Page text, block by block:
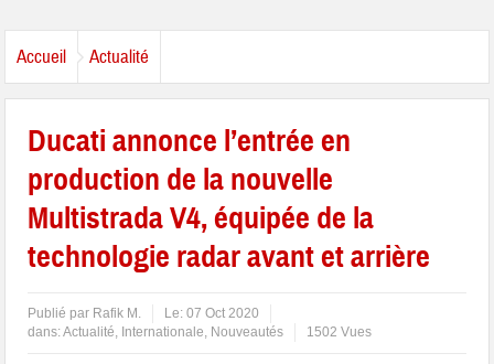
Accueil Actualité
Ducati annonce l’entrée en
production de la nouvelle
Multistrada V4, équipée de la
technologie radar avant et arrière
Publié par Rafik M. Le:07 Oct 2020
dans:Actualité, Internationale, Nouveautés 1502 Vues